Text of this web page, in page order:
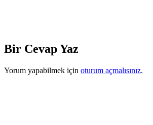
Bir Cevap Yaz
Yorum yapabilmek için oturum açmalısınız.